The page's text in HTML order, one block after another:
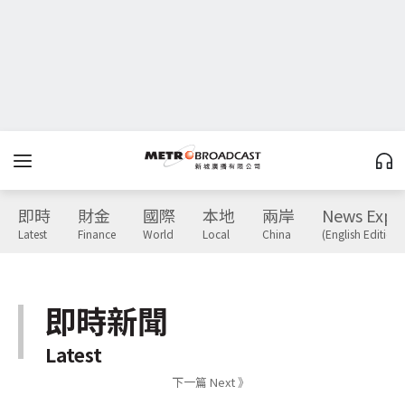
即時
Latest
財金
Finance
國際
World
本地
Local
兩岸
China
News
(English Edition)
即時新聞
Latest
下一篇 Next 》